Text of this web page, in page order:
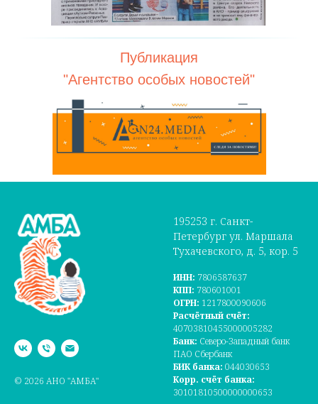
Публикация
"Агентство особых новостей"
© 2026 АНО "АМБА"
195253 г. Санкт-
Петербург ул. Маршала
Тухачевского, д. 5, кор. 5
ИНН: 7806587637
КПП: 780601001
ОГРН: 1217800090606
Расчётный счёт:
40703810455000005282
Банк: Северо-Западный банк
ПАО Сбербанк
БИК банка: 044030653
Корр. счёт банка:
30101810500000000653